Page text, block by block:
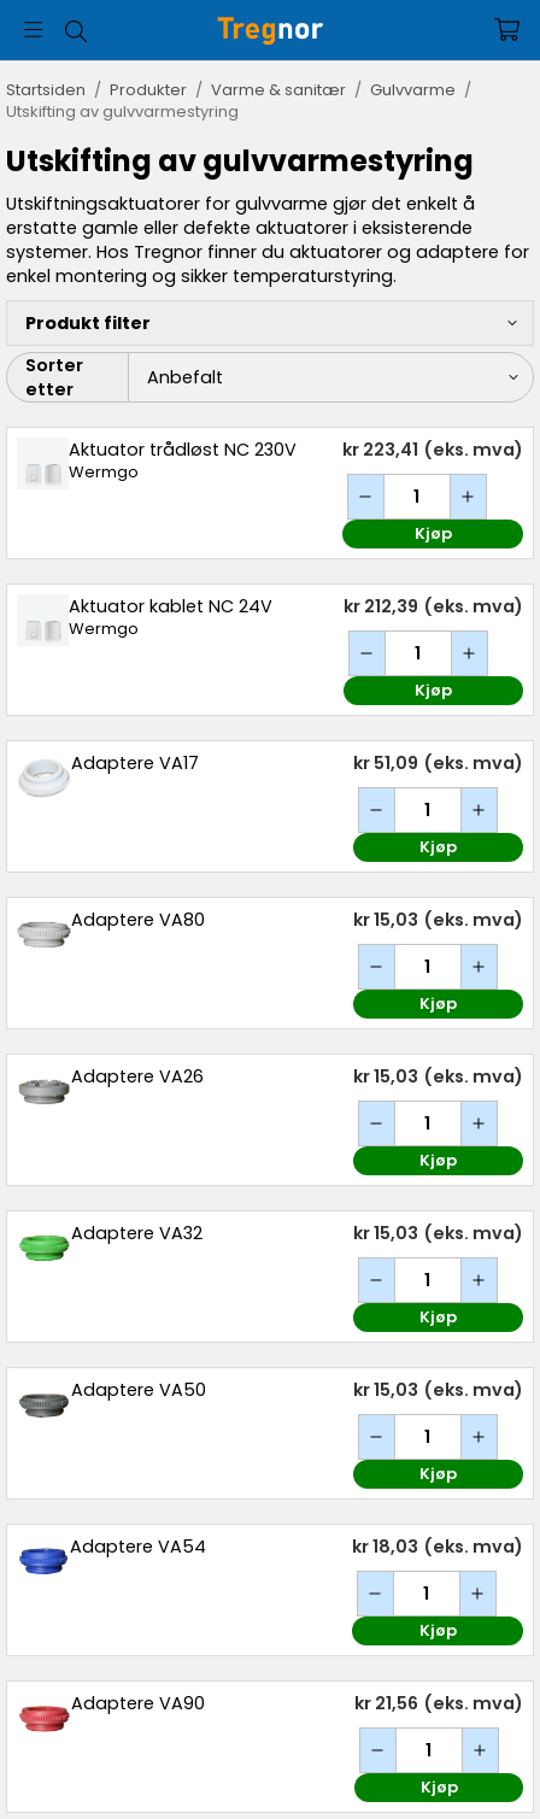
Startsiden / Produkter / Varme & sanitær / Gulvvarme /
Utskifting av gulvvarmestyring
Utskifting av gulvvarmestyring
Utskiftningsaktuatorer for gulvvarme gjør det enkelt å
erstatte gamle eller defekte aktuatorer i eksisterende
systemer. Hos Tregnor finner du aktuatorer og adaptere for
enkel montering og sikker temperaturstyring.
Produkt filter
Sorter
etter
Aktuator trådløst NC 230V
Wermgo
kr 223,41 (eks. mva)
Kjøp
Aktuator kablet NC 24V
Wermgo
kr 212,39 (eks. mva)
Kjøp
Adaptere VA17 kr 51,09 (eks. mva)
Kjøp
Adaptere VA80 kr 15,03 (eks. mva)
Kjøp
Adaptere VA26 kr 15,03 (eks. mva)
Kjøp
Adaptere VA32 kr 15,03 (eks. mva)
Kjøp
Adaptere VA50 kr 15,03 (eks. mva)
Kjøp
Adaptere VA54 kr 18,03 (eks. mva)
Kjøp
Adaptere VA90 kr 21,56 (eks. mva)
Kjøp